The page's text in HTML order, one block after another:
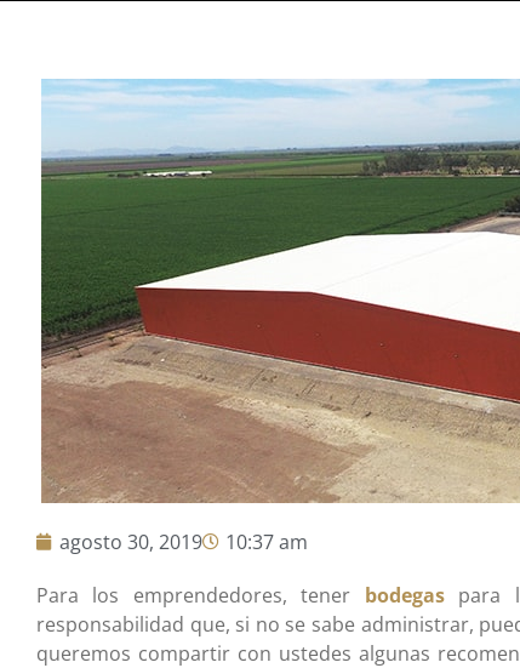
agosto 30, 2019
10:37 am
Para los emprendedores, tener bodegaspara
responsabilidad que, si no se sabe administrar,
queremos compartir con ustedes algunas